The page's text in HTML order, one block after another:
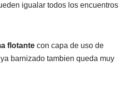
igualar todos los encuentros
flotante con capa de uso de
barnizado tambien queda muy